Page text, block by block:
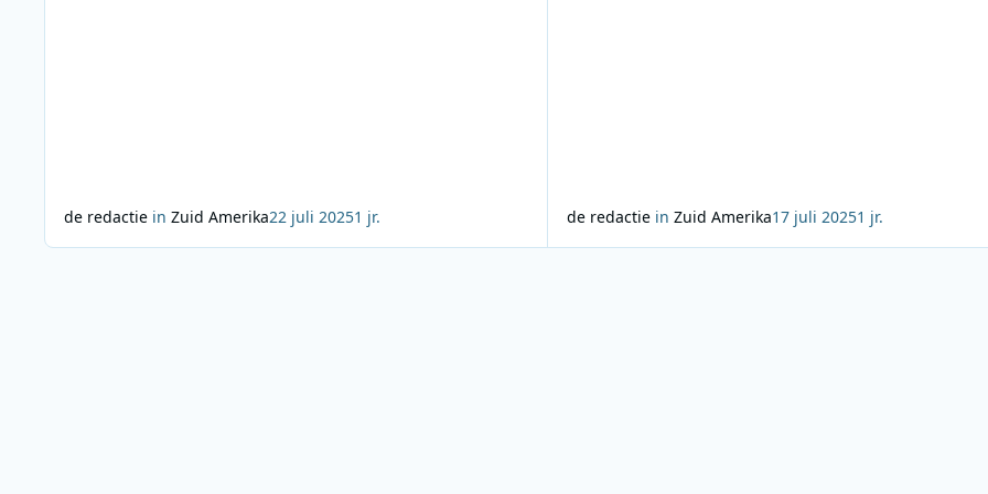
de redactiein Zuid Amerika22 juli 20251 jr. de redactie inZuid Amerika17 juli 20251 jr.